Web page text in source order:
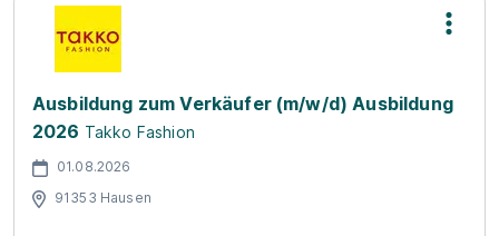
Ausbildung zum Verkäufer (m/w/d) Ausbildung
2026 Takko Fashion
01.08.2026
91353 Hausen